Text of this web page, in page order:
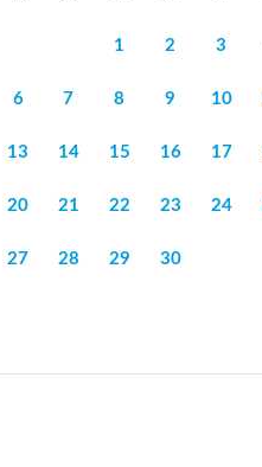
1 2 3
6 7 8 9 10
13 14 15 16 17
20 21 22 23 24
27 28 29 30